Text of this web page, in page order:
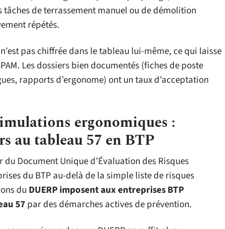
de terrassement manuel ou de démolition
répétés.
pas chiffrée dans le tableau lui-même, ce qui laisse
Les dossiers bien documentés (fiches de poste
rapports d’ergonome) ont un taux d’acceptation
ergonomiques :
au tableau 57 en BTP
Document Unique d’Évaluation des Risques
du BTP au-delà de la simple liste de risques
du DUERP imposent aux entreprises BTP
57par des démarches actives de prévention.